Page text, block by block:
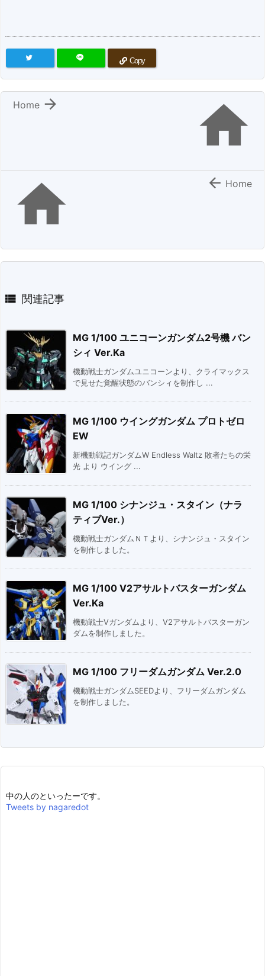
Copy


Home
  Home
 関連記事
MG 1/100 ユニコーンガンダム2号機 バン
シィ Ver.Ka
機動戦士ガンダムユニコーンより、クライマックス
で見せた覚醒状態のバンシィを制作し ...
MG 1/100 ウイングガンダム プロトゼロ
EW
新機動戦記ガンダムW Endless Waltz 敗者たちの栄
光 より ウイング ...
MG 1/100 シナンジュ・スタイン（ナラ
ティブVer.）
機動戦士ガンダムＮＴより、シナンジュ・スタイン
を制作しました。
MG 1/100 V2アサルトバスターガンダム
Ver.Ka
機動戦士Vガンダムより、V2アサルトバスターガン
ダムを制作しました。
MG 1/100 フリーダムガンダム Ver.2.0
機動戦士ガンダムSEEDより、フリーダムガンダム
を制作しました。
中の人のといったーです。
Tweets by nagaredot